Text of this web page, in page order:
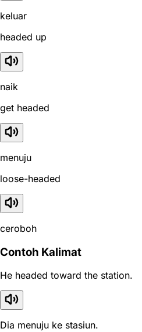
keluar
headed up
naik
get headed
menuju
loose-headed
ceroboh
Contoh Kalimat
He headed toward the station.
Dia menuju ke stasiun.